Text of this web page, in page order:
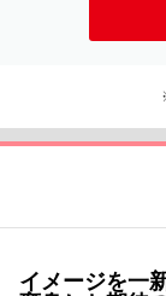
イメージを一